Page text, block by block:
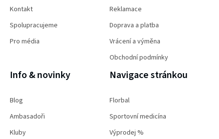
Kontakt
Spolupracujeme
Pro média
Reklamace
Doprava a platba
Vrácení a výměna
Obchodní podmínky
Info & novinky
Blog
Ambasadoři
Kluby
Navigace stránkou
Florbal
Sportovní medicína
Výprodej %